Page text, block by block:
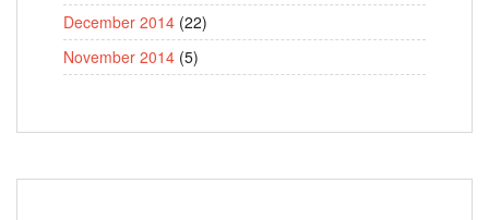
December 2014 (22)
November 2014 (5)